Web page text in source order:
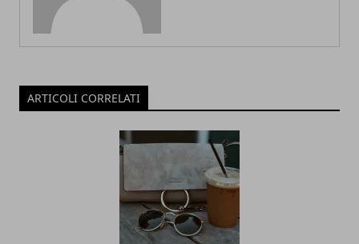
ARTICOLI CORRELATI